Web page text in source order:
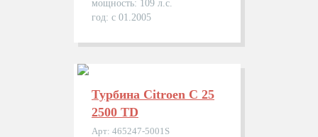
мощность: 109 л.с.
год: с 01.2005
Турбина Citroen C 25
2500 TD
Арт: 465247-5001S